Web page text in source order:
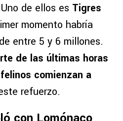
de ellos es Tigres
momento habría
entre 5 y 6 millones.
de las últimas horas
comienzan a
refuerzo.